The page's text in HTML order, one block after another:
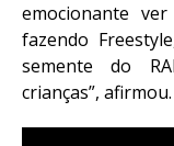
emocionante
fazendo
semente do
crianças”, afirmou.